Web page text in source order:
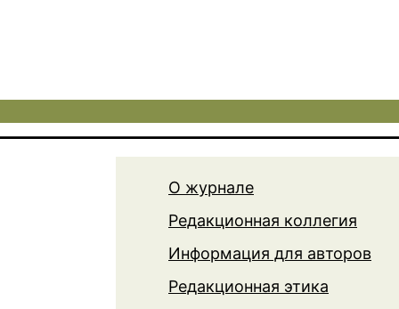
О журнале
Редакционная коллегия
Информация для авторов
Редакционная этика